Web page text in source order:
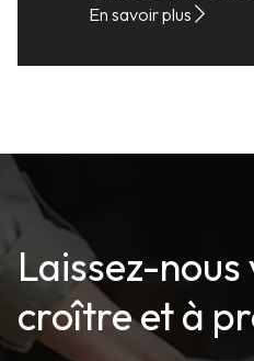
En savoir plus
Laissez-
croître et à